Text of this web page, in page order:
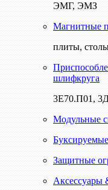
ЭМГ, ЭМЗ
Магнитные
плиты,
шлифкруга
3Е70.П01,
Модульные
Защитные
Аксессуары